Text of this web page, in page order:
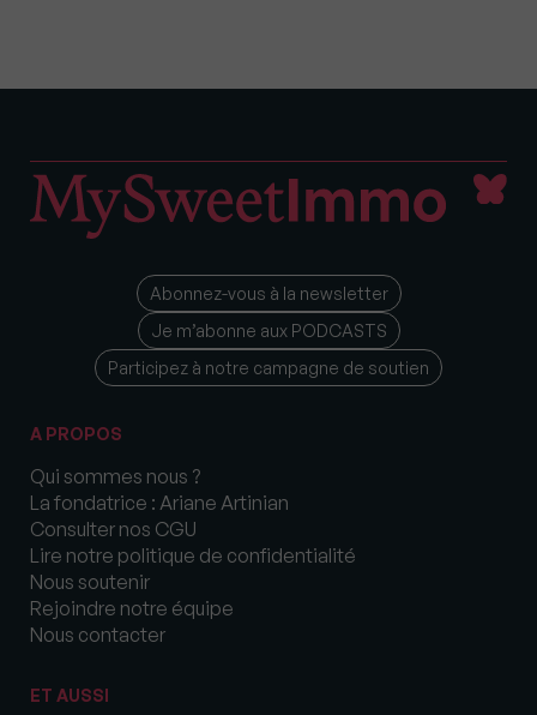
Abonnez-vous à la newsletter
Je m’abonne aux PODCASTS
Participez à notre campagne de soutien
A PROPOS
Qui sommes nous ?
La fondatrice : Ariane Artinian
Consulter nos CGU
Lire notre politique de confidentialité
Nous soutenir
Rejoindre notre équipe
Nous contacter
ET AUSSI